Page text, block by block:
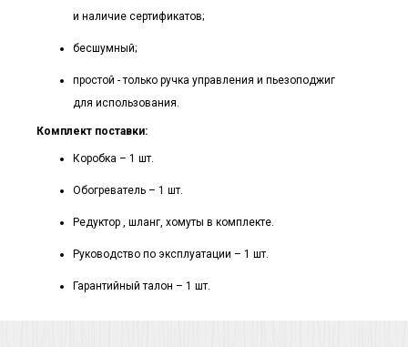
и наличие сертификатов;
бесшумный;
простой - только ручка управления и пьезоподжиг
для использования.
Комплект поставки:
Коробка – 1 шт.
Обогреватель – 1 шт.
Редуктор , шланг, хомуты в комплекте.
Руководство по эксплуатации – 1 шт.
Гарантийный талон – 1 шт.